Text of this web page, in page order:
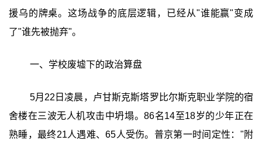
援乌的牌桌。这场战争的底层逻辑，已经从"谁能赢"变成
了"谁先被抛弃"。
一、学校废墟下的政治算盘
5月22日凌晨，卢甘斯克斯塔罗比尔斯克职业学院的宿
舍楼在三波无人机攻击中坍塌。86名14至18岁的少年正在
熟睡，最终21人遇难、65人受伤。普京第一时间定性："附